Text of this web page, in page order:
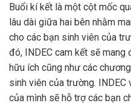
Buổi kí kết là một cột mốc
lâu dài giữa hai bên nhằm
cho các bạn sinh viên của
đó, INDEC cam kết sẽ mang
hữu ích cũng như các
sinh viên của trường.
của mình sẽ hỗ trợ các bạn